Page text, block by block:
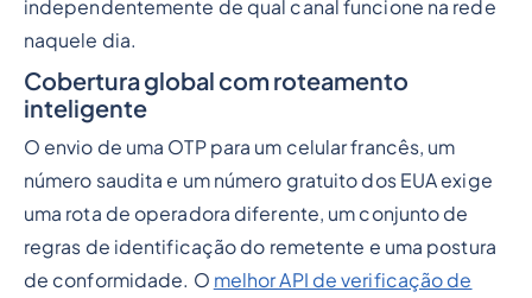
independentemente de qual canal funcione na rede
naquele dia.
Cobertura global com roteamento
inteligente
O envio de uma OTP para um celular francês, um
número saudita e um número gratuito dos EUA exige
uma rota de operadora diferente, um conjunto de
regras de identificação do remetente e uma postura
de conformidade. O melhor API de verificação de